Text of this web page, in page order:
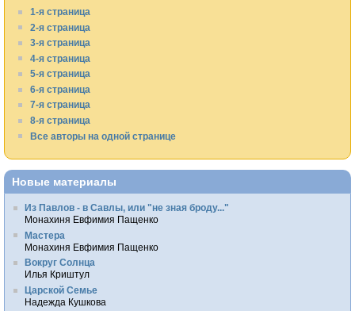
1-я страница
2-я страница
3-я страница
4-я страница
5-я страница
6-я страница
7-я страница
8-я страница
Все авторы на одной странице
Новые материалы
Из Павлов - в Савлы, или "не зная броду..."
Монахиня Евфимия Пащенко
Мастера
Монахиня Евфимия Пащенко
Вокруг Солнца
Илья Криштул
Царской Семье
Надежда Кушкова